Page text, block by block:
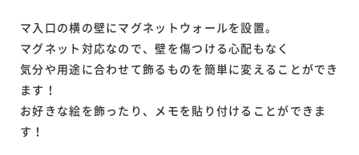
マ入口の横の壁にマグネットウォールを設置。
マグネット対応なので、壁を傷つける心配もなく
気分や用途に合わせて飾るものを簡単に変えることができ
ます！
お好きな絵を飾ったり、メモを貼り付けることができま
す！